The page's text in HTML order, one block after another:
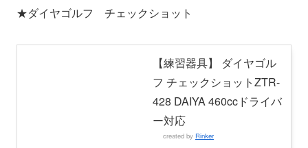
★ダイヤゴルフ チェックショット
【練習器具】 ダイヤゴル
フ チェックショットZTR-
428 DAIYA 460ccドライバ
ー対応
created by Rinker